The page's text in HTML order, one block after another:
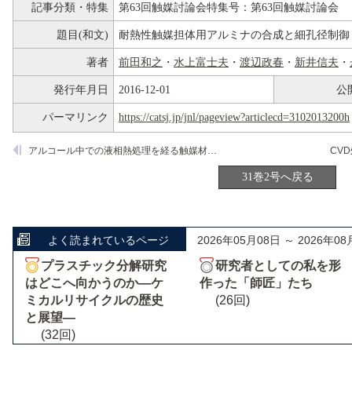
記事分類・特集 第63回触媒討論会特集号：第63回触媒討論会
題目(和文) 耐熱性触媒担体用アルミナの合成と細孔径制御
著者 前田和之 ・ 水上富士夫 ・ 渡辺政春 ・ 新井信夫 ・
発行年月日 2016-12-01 公
パーマリンク https://catsj.jp/jnl/pageview?articlecd=3102013200h
アルコール中での液相熱処理を経る触媒材料の合成
31巻2号へ戻る
よく読まれているページ 2026年05月08日 ～ 2026年08
プラスチック分解研究
はどこへ向かうのか―ケ
ミカルリサイクルの歴史
と展望―
(32回)
研究者としての私を形
作った「師匠」たち
(26回)